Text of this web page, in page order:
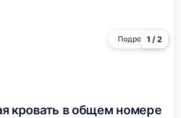
Подробнее
1 / 2
кровать в общем номере